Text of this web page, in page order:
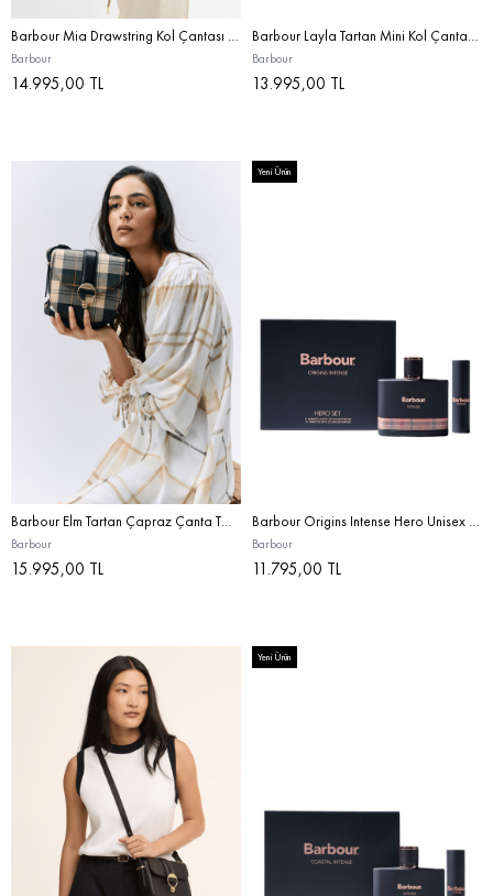
Barbour Mia Drawstring Kol Çantası SG71 Dusky Green
Barbour
14.995,00 TL
Barbour Layla Tartan Mini Kol Çantası BE71 Rosewood Tartan
Barbour
13.995,00 TL
Barbour Elm Tartan Çapraz Çanta TN51 Ancient Tartan
Barbour
15.995,00 TL
Barbour Origins Intense Hero Unisex Parfüm Hediye Seti STD
Barbour
11.795,00 TL
Yeni Ürün
Yeni Ürün